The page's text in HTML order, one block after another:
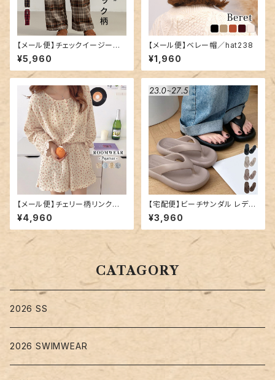
【メール便】チェックイージーワ
イドパンツ／pants559
¥5,960
【メール便】ベレー帽／hat238
¥1,960
【メール便】チェリー柄リンクル
ルームウエア／roomwear116
¥4,960
【宅配便】ビーチサンダル レディ
ース 厚底 軽量 サンダル／san
dal189
¥3,960
CATAGORY
2026 SS
2026 SWIMWEAR